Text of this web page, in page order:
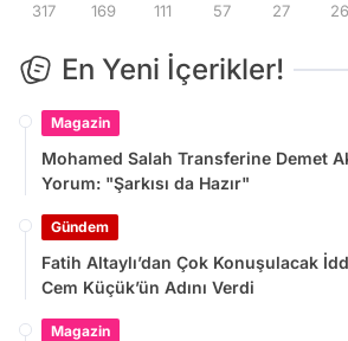
317 169 111 57 27 26
En Yeni İçerikler!
Magazin
Mohamed Salah Transferine Demet
Yorum: "Şarkısı da Hazır"
Gündem
Fatih Altaylı’dan Çok Konuşulacak
Cem Küçük’ün Adını Verdi
Magazin